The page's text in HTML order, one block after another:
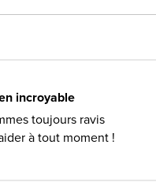
incroyable
toujours ravis
à tout moment !